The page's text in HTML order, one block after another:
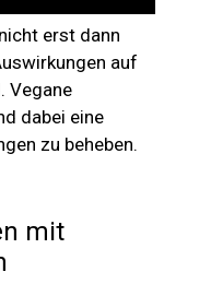
erst dann
auf
Vegane
dabei eine
zu beheben.
mit